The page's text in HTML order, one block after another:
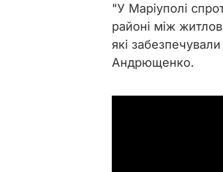
"У Маріуполі
районі між
які
Андрющенко.